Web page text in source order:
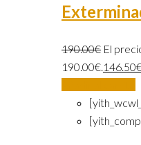
190.00€ El
190.00€. 146.50